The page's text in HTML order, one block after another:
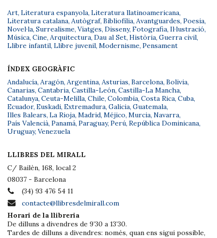
Art, Literatura espanyola, Literatura llatinoamericana,
Literatura catalana, Autògraf, Bibliofília, Avantguardes, Poesia,
Novel·la, Surrealisme, Viatges, Disseny, Fotografia, Il·lustració,
Música, Cine, Arquitectura, Dau al Set, Història, Guerra civil,
Llibre infantil, Llibre juvenil, Modernisme, Pensament
ÍNDEX GEOGRÀFIC
Andalucía, Aragón, Argentina, Asturias, Barcelona, Bolivia,
Canarias, Cantabria, Castilla-León, Castilla-La Mancha,
Catalunya, Ceuta-Melilla, Chile, Colombia, Costa Rica, Cuba,
Ecuador, Euskadi, Extremadura, Galicia, Guatemala,
Illes Balears, La Rioja, Madrid, Méjico, Murcia, Navarra,
País Valencià, Panamá, Paraguay, Perú, República Dominicana,
Uruguay, Venezuela
LLIBRES DEL MIRALL
C/ Bailèn, 168, local 2
08037 - Barcelona
(34) 93 476 54 11
contacte@llibresdelmirall.com
Horari de la llibreria
De dilluns a divendres de 9’30 a 13’30.
Tardes de dilluns a divendres: només, quan ens sigui possible,